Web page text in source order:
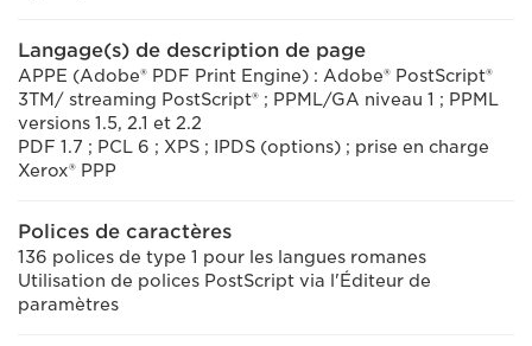
Langage(s) de description de page
APPE (Adobe® PDF Print Engine) : Adobe® PostScript®
3TM/ streaming PostScript® ; PPML/GA niveau 1 ; PPML
versions 1.5, 2.1 et 2.2
PDF 1.7 ; PCL 6 ; XPS ; IPDS (options) ; prise en charge
Xerox® PPP
Polices de caractères
136 polices de type 1 pour les langues romanes
Utilisation de polices PostScript via l'Éditeur de
paramètres